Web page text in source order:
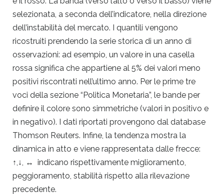
selezionata, a seconda dell’indicatore, nella direzione
dell’instabilità del mercato. I quantili vengono
ricostruiti prendendo la serie storica di un anno di
osservazioni: ad esempio, un valore in una casella
rossa significa che appartiene al 5% dei valori meno
positivi riscontrati nell’ultimo anno. Per le prime tre
voci della sezione “Politica Monetaria”, le bande per
definire il colore sono simmetriche (valori in positivo e
in negativo). I dati riportati provengono dal database
Thomson Reuters. Infine, la tendenza mostra la
dinamica in atto e viene rappresentata dalle frecce:
↑,↓, ↔ indicano rispettivamente miglioramento,
peggioramento, stabilità rispetto alla rilevazione
precedente.